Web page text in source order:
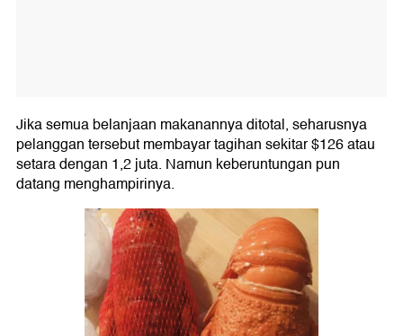
Jika semua belanjaan makanannya ditotal, seharusnya
pelanggan tersebut membayar tagihan sekitar $126 atau
setara dengan 1,2 juta. Namun keberuntungan pun
datang menghampirinya.